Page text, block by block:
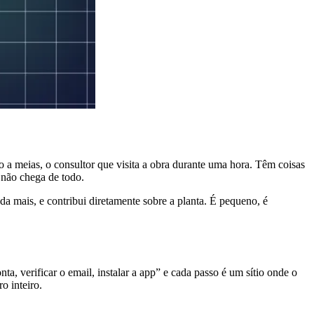
meias, o consultor que visita a obra durante uma hora. Têm coisas
chega de todo.
mais, e contribui diretamente sobre a planta. É pequeno, é
verificar o email, instalar a app” e cada passo é um sítio onde o
inteiro.